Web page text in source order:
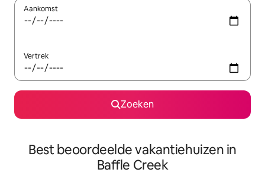
Aankomst
Vertrek
Zoeken
Best beoordeelde vakantiehuizen in
Baffle Creek